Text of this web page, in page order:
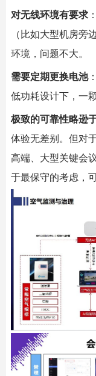
对无线环境有要求
（比如大型机房
环境，问题不大。
需要定期更换电池
低功耗设计下，一
极致的可靠性略逊
体验无差别。但对
高端、大型关键会
于最保守的考虑，